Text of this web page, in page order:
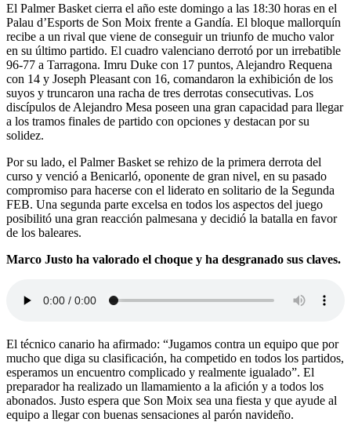
El Palmer Basket cierra el año este domingo a las 18:30 horas en el
Palau d’Esports de Son Moix frente a Gandía. El bloque mallorquín
recibe a un rival que viene de conseguir un triunfo de mucho valor
en su último partido. El cuadro valenciano derrotó por un irrebatible
96-77 a Tarragona. Imru Duke con 17 puntos, Alejandro Requena
con 14 y Joseph Pleasant con 16, comandaron la exhibición de los
suyos y truncaron una racha de tres derrotas consecutivas. Los
discípulos de Alejandro Mesa poseen una gran capacidad para llegar
a los tramos finales de partido con opciones y destacan por su
solidez.
Por su lado, el Palmer Basket se rehizo de la primera derrota del
curso y venció a Benicarló, oponente de gran nivel, en su pasado
compromiso para hacerse con el liderato en solitario de la Segunda
FEB. Una segunda parte excelsa en todos los aspectos del juego
posibilitó una gran reacción palmesana y decidió la batalla en favor
de los baleares.
Marco Justo ha valorado el choque y ha desgranado sus claves.
El técnico canario ha afirmado: “Jugamos contra un equipo que por
mucho que diga su clasificación, ha competido en todos los partidos,
esperamos un encuentro complicado y realmente igualado”. El
preparador ha realizado un llamamiento a la afición y a todos los
abonados. Justo espera que Son Moix sea una fiesta y que ayude al
equipo a llegar con buenas sensaciones al parón navideño.